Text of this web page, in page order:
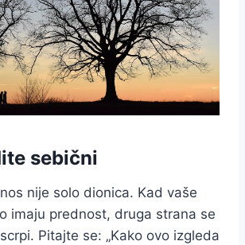
sebični
nije solo dionica. Kad vaše
imaju prednost, druga strana se
Pitajte se: „Kako ovo izgleda